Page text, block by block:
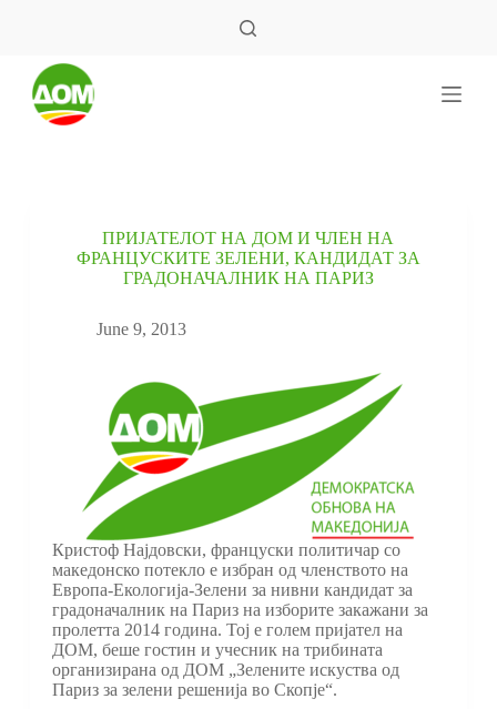
ПРИЈАТЕЛОТ НА ДОМ И ЧЛЕН НА
ФРАНЦУСКИТЕ ЗЕЛЕНИ, КАНДИДАТ ЗА
ГРАДОНАЧАЛНИК НА ПАРИЗ
June 9, 2013
Кристоф Најдовски, француски политичар со
македонско потекло е избран од членството на
Европа-Екологија-Зелени за нивни кандидат за
градоначалник на Париз на изборите закажани за
пролетта 2014 година. Тој е голем пријател на
ДОМ, беше гостин и учесник на трибината
организирана од ДОМ „Зелените искуства од
Париз за зелени решенија во Скопје“.